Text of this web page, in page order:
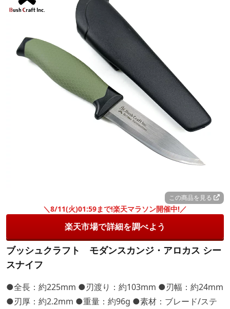
この商品を見る
＼8/11(火)01:59まで!楽天マラソン開催中!／
楽天市場で詳細を調べよう
ブッシュクラフト モダンスカンジ・アロカス シー
スナイフ
●全長：約225mm ●刃渡り：約103mm ●刃幅：約24mm
●刃厚：約2.2mm ●重量：約96g ●素材：ブレード/ステ